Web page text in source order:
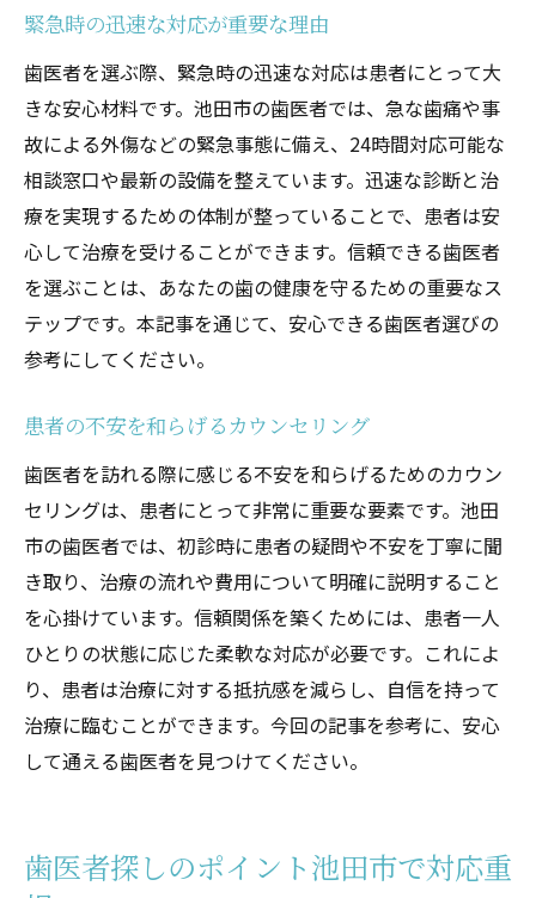
緊急時の迅速な対応が重要な理由
歯医者を選ぶ際、緊急時の迅速な対応は患者にとって大
きな安心材料です。池田市の歯医者では、急な歯痛や事
故による外傷などの緊急事態に備え、24時間対応可能な
相談窓口や最新の設備を整えています。迅速な診断と治
療を実現するための体制が整っていることで、患者は安
心して治療を受けることができます。信頼できる歯医者
を選ぶことは、あなたの歯の健康を守るための重要なス
テップです。本記事を通じて、安心できる歯医者選びの
参考にしてください。
患者の不安を和らげるカウンセリング
歯医者を訪れる際に感じる不安を和らげるためのカウン
セリングは、患者にとって非常に重要な要素です。池田
市の歯医者では、初診時に患者の疑問や不安を丁寧に聞
き取り、治療の流れや費用について明確に説明すること
を心掛けています。信頼関係を築くためには、患者一人
ひとりの状態に応じた柔軟な対応が必要です。これによ
り、患者は治療に対する抵抗感を減らし、自信を持って
治療に臨むことができます。今回の記事を参考に、安心
して通える歯医者を見つけてください。
歯医者探しのポイント池田市で対応重